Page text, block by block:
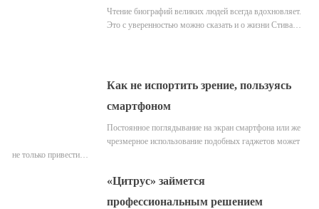
Чтение биографий великих людей всегда вдохновляет.
Это с уверенностью можно сказать и о жизни Стива…
Как не испортить зрение, пользуясь
смартфоном
Постоянное поглядывание на экран смартфона или же
чрезмерное использование подобных гаджетов может
не только привести…
«Цитрус» займется
профессиональным решением